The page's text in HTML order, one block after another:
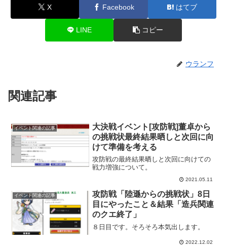
X Facebook はてブ
LINE コピー
ウランフ
関連記事
イベント関連の記事
大決戦イベント[攻防戦]董卓から
の挑戦状最終結果晒しと次回に向
けて準備を考える
攻防戦の最終結果晒しと次回に向けての
戦力増強について。
2021.05.11
イベント関連の記事
攻防戦「陸遜からの挑戦状」8日
目にやったこと＆結果「造兵関連
のクエ終了」
８日目です。そろそろ本気出します。
2022.12.02